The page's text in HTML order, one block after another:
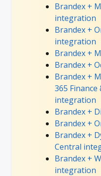
Brandex +
integration
Brandex +
integration
Brandex +
Brandex +
Brandex +
365
integration
Brandex +
Brandex +
Brandex +
Central
Brandex +
integration